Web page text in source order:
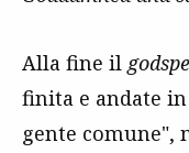
Alla fine il
finita e andate
gente comune",